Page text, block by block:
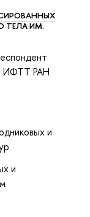
ТЕЛА ИМ.
ИФТТ РАН
и
и